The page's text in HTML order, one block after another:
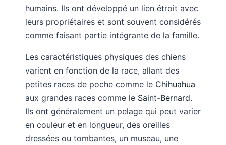
humains. Ils ont développé un lien étroit avec
leurs propriétaires et sont souvent considérés
comme faisant partie intégrante de la famille.
Les caractéristiques physiques des chiens
varient en fonction de la race, allant des
petites races de poche comme le Chihuahua
aux grandes races comme le Saint-Bernard.
Ils ont généralement un pelage qui peut varier
en couleur et en longueur, des oreilles
dressées ou tombantes, un museau, une